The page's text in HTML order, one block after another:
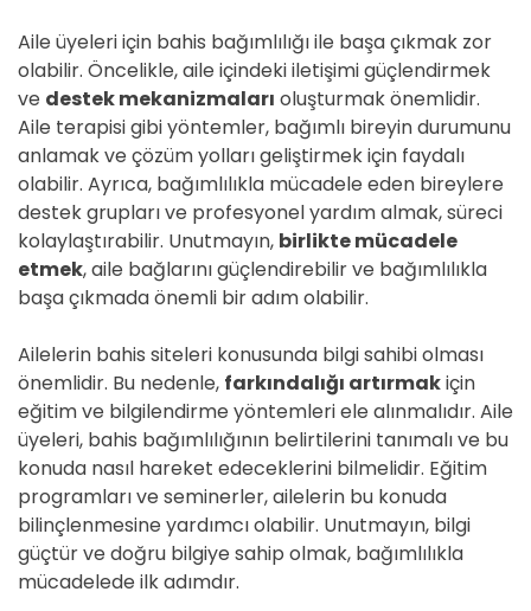
Aile üyeleri için bahis bağımlılığı ile başa çıkmak zor
olabilir. Öncelikle, aile içindeki iletişimi güçlendirmek
ve destek mekanizmaları oluşturmak önemlidir.
Aile terapisi gibi yöntemler, bağımlı bireyin durumunu
anlamak ve çözüm yolları geliştirmek için faydalı
olabilir. Ayrıca, bağımlılıkla mücadele eden bireylere
destek grupları ve profesyonel yardım almak, süreci
kolaylaştırabilir. Unutmayın, birlikte mücadele
etmek, aile bağlarını güçlendirebilir ve bağımlılıkla
başa çıkmada önemli bir adım olabilir.
Ailelerin bahis siteleri konusunda bilgi sahibi olması
önemlidir. Bu nedenle, farkındalığı artırmakiçin
eğitim ve bilgilendirme yöntemleri ele alınmalıdır. Aile
üyeleri, bahis bağımlılığının belirtilerini tanımalı ve bu
konuda nasıl hareket edeceklerini bilmelidir. Eğitim
programları ve seminerler, ailelerin bu konuda
bilinçlenmesine yardımcı olabilir. Unutmayın, bilgi
güçtür ve doğru bilgiye sahip olmak, bağımlılıkla
mücadelede ilk adımdır.